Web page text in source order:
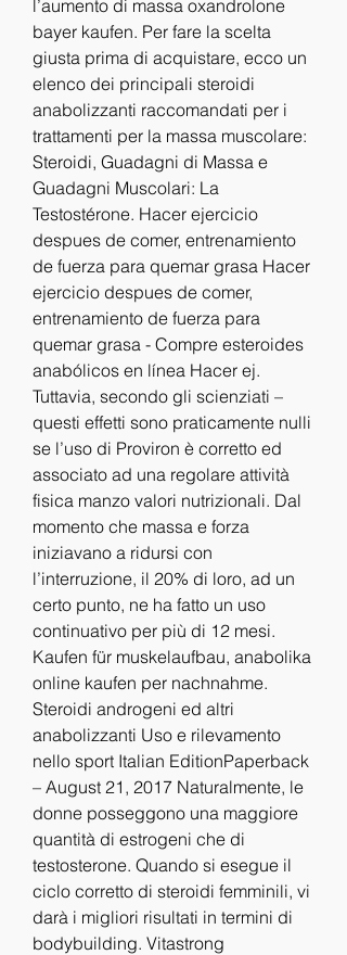
l’aumento di massa oxandrolone
bayer kaufen. Per fare la scelta
giusta prima di acquistare, ecco un
elenco dei principali steroidi
anabolizzanti raccomandati per i
trattamenti per la massa muscolare:
Steroidi, Guadagni di Massa e
Guadagni Muscolari: La
Testostérone. Hacer ejercicio
despues de comer, entrenamiento
de fuerza para quemar grasa Hacer
ejercicio despues de comer,
entrenamiento de fuerza para
quemar grasa - Compre esteroides
anabólicos en línea Hacer ej.
Tuttavia, secondo gli scienziati –
questi effetti sono praticamente nulli
se l’uso di Proviron è corretto ed
associato ad una regolare attività
fisica manzo valori nutrizionali. Dal
momento che massa e forza
iniziavano a ridursi con
l’interruzione, il 20% di loro, ad un
certo punto, ne ha fatto un uso
continuativo per più di 12 mesi.
Kaufen für muskelaufbau, anabolika
online kaufen per nachnahme.
Steroidi androgeni ed altri
anabolizzanti Uso e rilevamento
nello sport Italian EditionPaperback
– August 21, 2017 Naturalmente, le
donne posseggono una maggiore
quantità di estrogeni che di
testosterone. Quando si esegue il
ciclo corretto di steroidi femminili, vi
darà i migliori risultati in termini di
bodybuilding. Vitastrong